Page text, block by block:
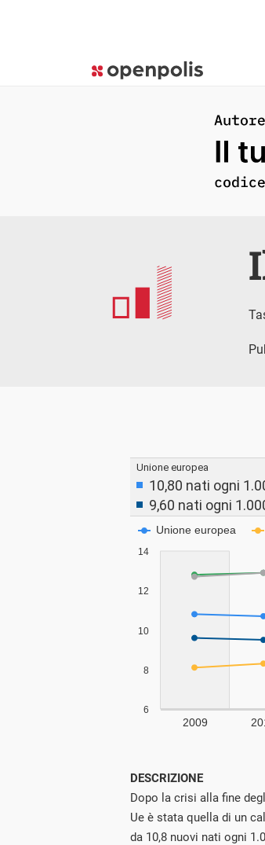
DESCRIZIONE
Dopo la crisi alla fine
Ue è stata quella di un
da 10,8 nuovi nati ogni